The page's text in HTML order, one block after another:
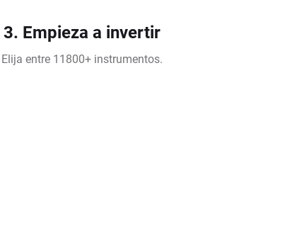
3. Empieza a invertir
Elija entre 11800+ instrumentos.